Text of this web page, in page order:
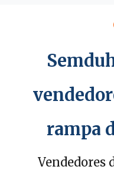
rampa
Vendedores